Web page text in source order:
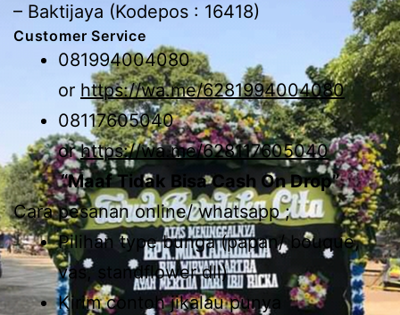
– Baktijaya (Kodepos : 16418)
Customer Service
081994004080
or https://wa.me/6281994004080
08117605040
orhttps://wa.me/628117605040
“Maaf Tidak Bisa Cash On Drop”
Cara pesanan online/ whatsapp ;
Pilihan type bunga (papan/ bouque,
vas, standflower dll)
Kirim contoh jikalau punya